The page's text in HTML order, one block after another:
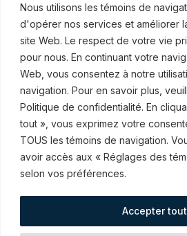
Nous utilisons les témoins de
d'opérer nos services et améliorer
site Web. Le respect de votre vie
pour nous. En continuant votre
Web, vous consentez à notre
navigation. Pour en savoir plus,
Politique de confidentialité. En
tout », vous exprimez votre
TOUS les témoins de navigation.
avoir accès aux « Réglages des
selon vos préférences.
Accepter tout
2023
© ROBINSON SHEPPARD SHAPIRO
Abonnez-vous à nos
Mesures en cas d’urgence